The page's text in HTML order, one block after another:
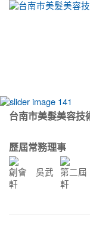
:::
台南市美髮美容技
歷屆常務理事
創會 吳武
軒
第二
軒